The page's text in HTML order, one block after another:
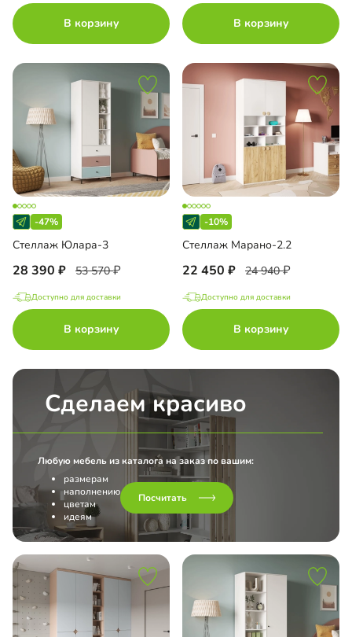
В корзину В корзину
-47%
Стеллаж Юлара-3
28 390 53 570
Доступно для доставки
В корзину
-10%
Стеллаж Марано-2.2
22 450 24 940
Доступно для доставки
В корзину
Сделаем красиво
Любую мебель из каталога на заказ по вашим:
размерам
наполнению
цветам
идеям
Посчитать